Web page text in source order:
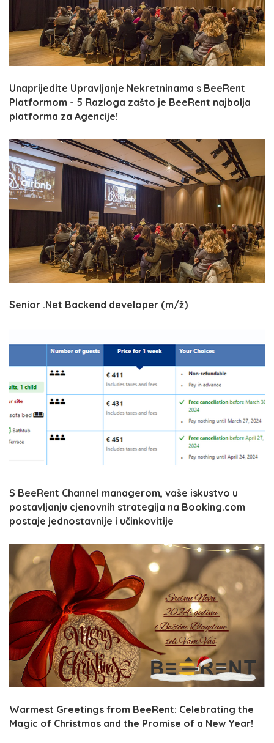
Unaprijedite Upravljanje Nekretninama s BeeRent
Platformom - 5 Razloga zašto je BeeRent najbolja
platforma za Agencije!
Senior .Net Backend developer (m/ž)
S BeeRent Channel managerom, vaše iskustvo u
postavljanju cjenovnih strategija na Booking.com
postaje jednostavnije i učinkovitije
Warmest Greetings from BeeRent: Celebrating the
Magic of Christmas and the Promise of a New Year!